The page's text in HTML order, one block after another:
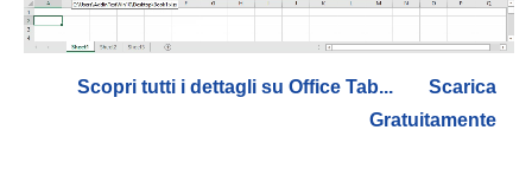
Scopri tutti i dettagli su Office Tab...
Scarica
Gratuitamente